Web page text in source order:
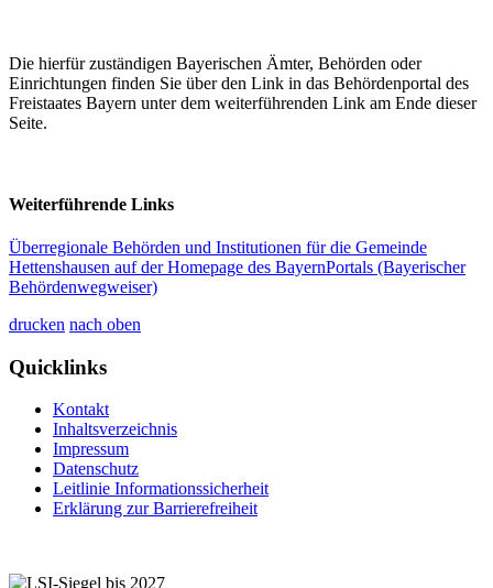
Die hierfür zuständigen Bayerischen Ämter, Behörden oder
Einrichtungen finden Sie über den Link in das Behördenportal des
Freistaates Bayern unter dem weiterführenden Link am Ende dieser
Seite.
Weiterführende Links
Überregionale Behörden und Institutionen für die Gemeinde
Hettenshausen auf der Homepage des BayernPortals (Bayerischer
Behördenwegweiser)
drucken nach oben
Quicklinks
Kontakt
Inhaltsverzeichnis
Impressum
Datenschutz
Leitlinie Informationssicherheit
Erklärung zur Barrierefreiheit